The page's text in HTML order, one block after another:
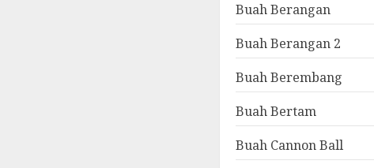
Buah Berangan
Buah Berangan 2
Buah Berembang
Buah Bertam
Buah Cannon Ball